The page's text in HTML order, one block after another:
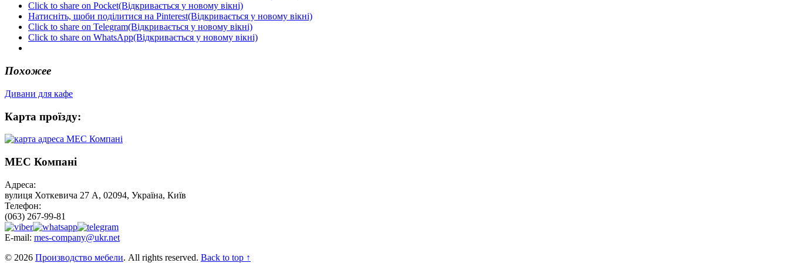
Click to share on Pocket(Відкривається у новому вікні)
Натисніть, щоби поділитися на Pinterest(Відкривається у новому вікні)
Click to share on Telegram(Відкривається у новому вікні)
Click to share on WhatsApp(Відкривається у новому вікні)
Похожее
Дивани для кафе
Карта проїзду:
МЕС Компані
Адреса:
вулиця Хоткевича 27 А, 02094, Україна, Київ
Телефон:
(063) 267-99-81
E-mail: mes-company@ukr.net
© 2026 Производство мебели. All rights reserved. Back to top ↑